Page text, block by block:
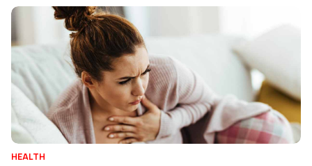
HEALTH